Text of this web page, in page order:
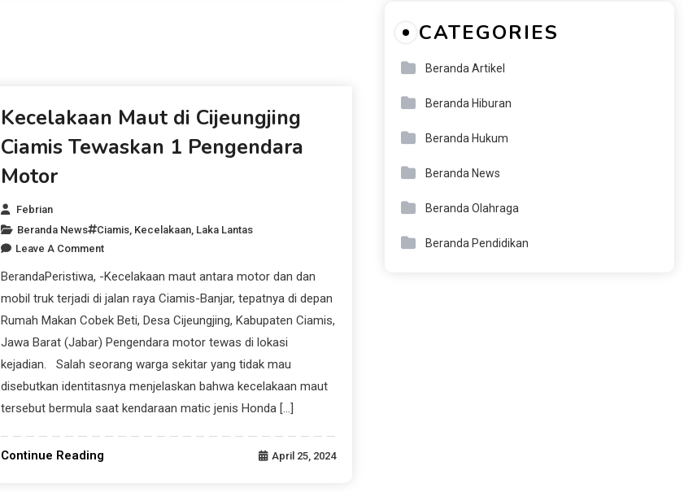
Kecelakaan Maut di Cijeungjing
Ciamis Tewaskan 1 Pengendara
Motor
Febrian
Beranda News
Ciamis, Kecelakaan, Laka Lantas
Leave A Comment
BerandaPeristiwa, -Kecelakaan maut antara motor dan dan
mobil truk terjadi di jalan raya Ciamis-Banjar, tepatnya di depan
Rumah Makan Cobek Beti, Desa Cijeungjing, Kabupaten Ciamis,
Jawa Barat (Jabar) Pengendara motor tewas di lokasi
kejadian. Salah seorang warga sekitar yang tidak mau
disebutkan identitasnya menjelaskan bahwa kecelakaan maut
tersebut bermula saat kendaraan matic jenis Honda […]
Continue Reading April 25, 2024
CATEGORIES
Beranda Artikel
Beranda Hiburan
Beranda Hukum
Beranda News
Beranda Olahraga
Beranda Pendidikan